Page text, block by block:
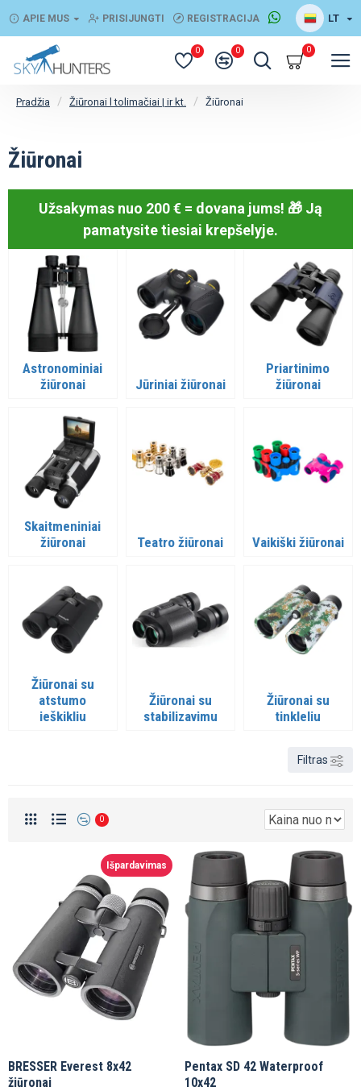
APIE MUS PRISIJUNGTI REGISTRACIJA LT
0 0 0
Pradžia Žiūronai l tolimačiai | ir kt. Žiūronai
Žiūronai
Užsakymas nuo 200 € = dovana jums! 🎁 Ją
pamatysite tiesiai krepšelyje.
Astronominiai
žiūronai
Jūriniai žiūronai
Priartinimo
žiūronai
Skaitmeniniai
žiūronai
Teatro žiūronai Vaikiški žiūronai
Žiūronai su
atstumo
ieškikliu
Žiūronai su
stabilizavimu
Žiūronai su
tinkleliu
Filtras
0
Išpardavimas
BRESSER Everest 8x42
žiūronai
Pentax SD 42 Waterproof
10x42